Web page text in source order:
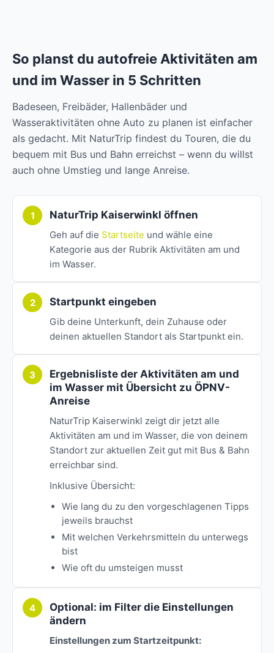
So planst du autofreie Aktivitäten am
und im Wasser in 5 Schritten
Badeseen, Freibäder, Hallenbäder und
Wasseraktivitäten ohne Auto zu planen ist einfacher
als gedacht. Mit NaturTrip findest du Touren, die du
bequem mit Bus und Bahn erreichst – wenn du willst
auch ohne Umstieg und lange Anreise.
NaturTrip Kaiserwinkl öffnen
Geh auf die Startseite und wähle eine
Kategorie aus der Rubrik Aktivitäten am und
im Wasser.
Startpunkt eingeben
Gib deine Unterkunft, dein Zuhause oder
deinen aktuellen Standort als Startpunkt ein.
Ergebnisliste der Aktivitäten am und
im Wasser mit Übersicht zu ÖPNV-
Anreise
NaturTrip Kaiserwinkl zeigt dir jetzt alle
Aktivitäten am und im Wasser, die von deinem
Standort zur aktuellen Zeit gut mit Bus & Bahn
erreichbar sind.
Inklusive Übersicht:
Wie lang du zu den vorgeschlagenen Tipps
jeweils brauchst
Mit welchen Verkehrsmitteln du unterwegs
bist
Wie oft du umsteigen musst
Optional: im Filter die Einstellungen
ändern
Einstellungen zum Startzeitpunkt: